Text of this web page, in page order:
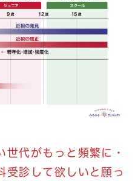
世代がもっと頻繁に・
受診して欲しいと願っ